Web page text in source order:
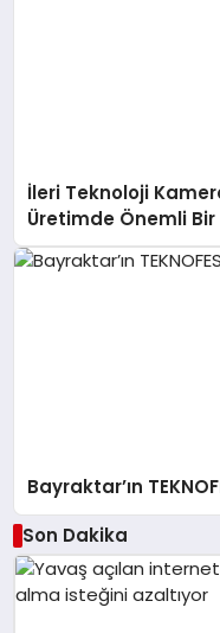
İleri Teknoloji
Üretimde Önemli
Bayraktar’ın
Son Dakika